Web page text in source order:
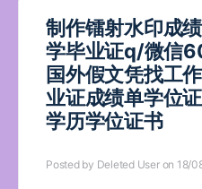
制作镭射水印成
学毕业证q/微信
国外假文凭找工
业证成绩单学位
学历学位证书
Posted by Deleted User on 18/